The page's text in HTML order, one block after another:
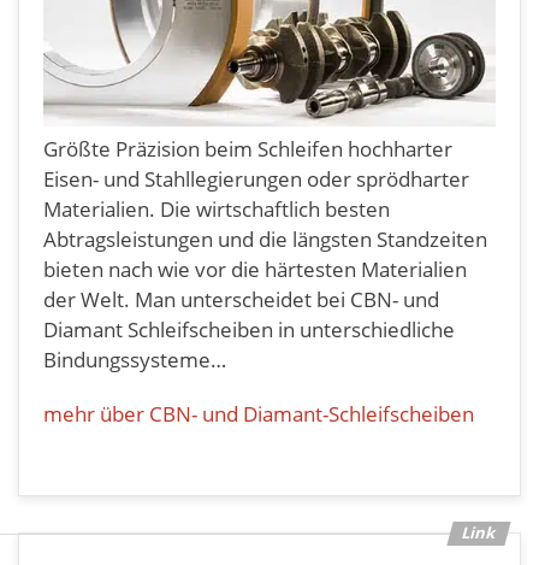
Größte Präzision beim Schleifen hochharter
Eisen- und Stahllegierungen oder sprödharter
Materialien. Die wirtschaftlich besten
Abtragsleistungen und die längsten Standzeiten
bieten nach wie vor die härtesten Materialien
der Welt. Man unterscheidet bei CBN- und
Diamant Schleifscheiben in unterschiedliche
Bindungssysteme…
mehr über CBN- und Diamant-Schleifscheiben